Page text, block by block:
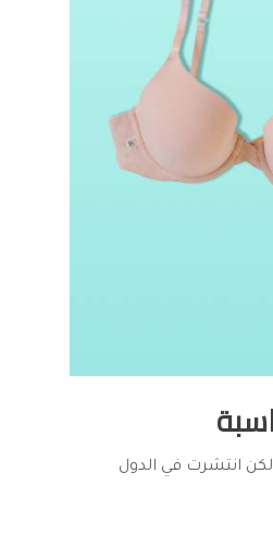
انتشرت في الدول